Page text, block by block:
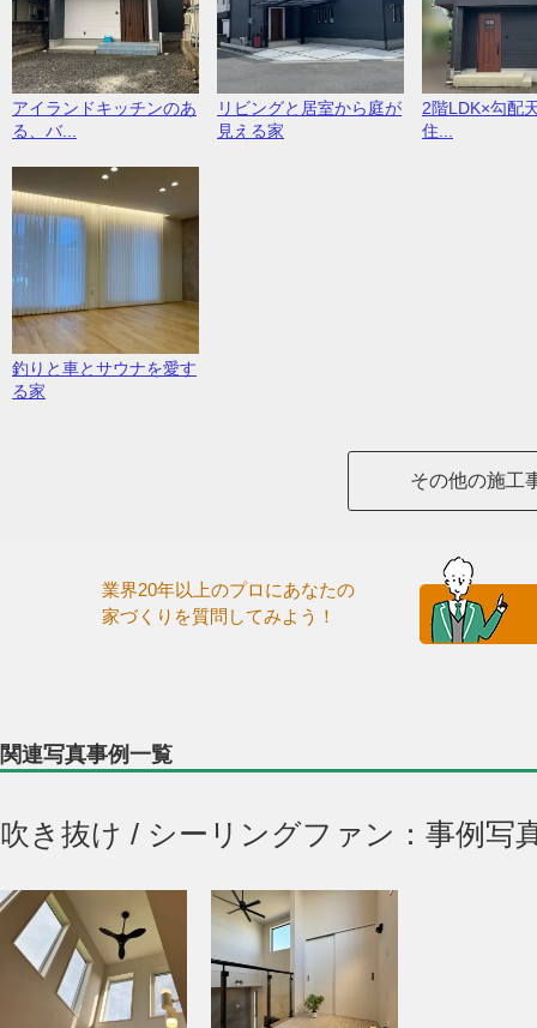
アイランドキッチンのあ
る、バ...
リビングと居室から庭が
見える家
2階LDK×勾配
住...
釣りと車とサウナを愛す
る家
その他の施工
業界20年以上のプロにあなたの
家づくりを質問してみよう！
関連写真事例一覧
吹き抜け / シーリングファン：事例写